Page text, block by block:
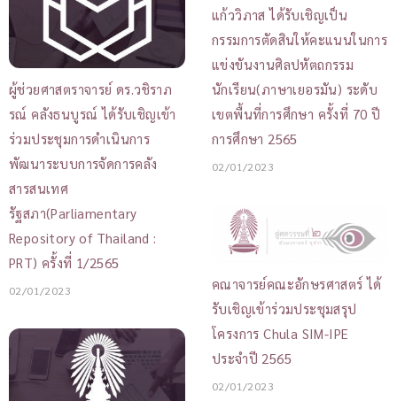
ผู้ช่วยศาสตราจารย์ ดร.วชิราภ
รณ์ คลังธนบูรณ์ ได้รับเชิญเข้า
ร่วมประชุมการดำเนินการ
พัฒนาระบบการจัดการคลัง
สารสนเทศ
รัฐสภา(Parliamentary
Repository of Thailand :
PRT) ครั้งที่ 1/2565
02/01/2023
แก้ววิภาส ได้รับเชิญเป็น
กรรมการตัดสินให้คะแนนในการ
แข่งขันงานศิลปหัตถกรรม
นักเรียน(ภาษาเยอรมัน) ระดับ
เขตพื้นที่การศึกษา ครั้งที่ 70 ปี
การศึกษา 2565
02/01/2023
คณาจารย์คณะอักษรศาสตร์ ได้
รับเชิญเข้าร่วมประชุมสรุป
โครงการ Chula SIM-IPE
ประจำปี 2565
02/01/2023